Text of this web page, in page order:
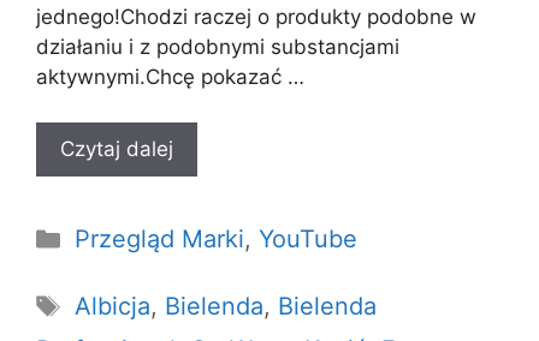
jednego!Chodzi raczej o produkty podobne w
działaniu i z podobnymi substancjami
aktywnymi.Chcę pokazać …
Czytaj dalej
Kategorie
Przegląd Marki, YouTube
Tagi
Albicja, Bielenda, Bielenda